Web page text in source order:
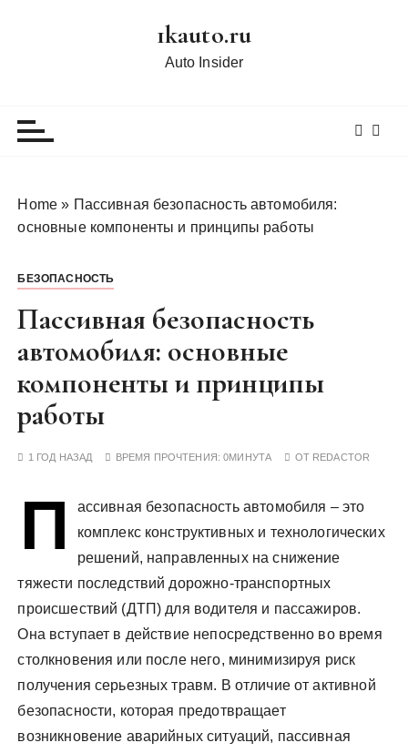
1kauto.ru
Auto Insider
Home » Пассивная безопасность автомобиля:
основные компоненты и принципы работы
БЕЗОПАСНОСТЬ
Пассивная безопасность
автомобиля: основные
компоненты и принципы
работы
1 ГОД НАЗАД ВРЕМЯ ПРОЧТЕНИЯ:0МИНУТА ОТ REDACTOR
П
ассивная безопасность автомобиля – это
комплекс конструктивных и технологических
решений, направленных на снижение
тяжести последствий дорожно-транспортных
происшествий (ДТП) для водителя и пассажиров.
Она вступает в действие непосредственно во время
столкновения или после него, минимизируя риск
получения серьезных травм. В отличие от активной
безопасности, которая предотвращает
возникновение аварийных ситуаций, пассивная